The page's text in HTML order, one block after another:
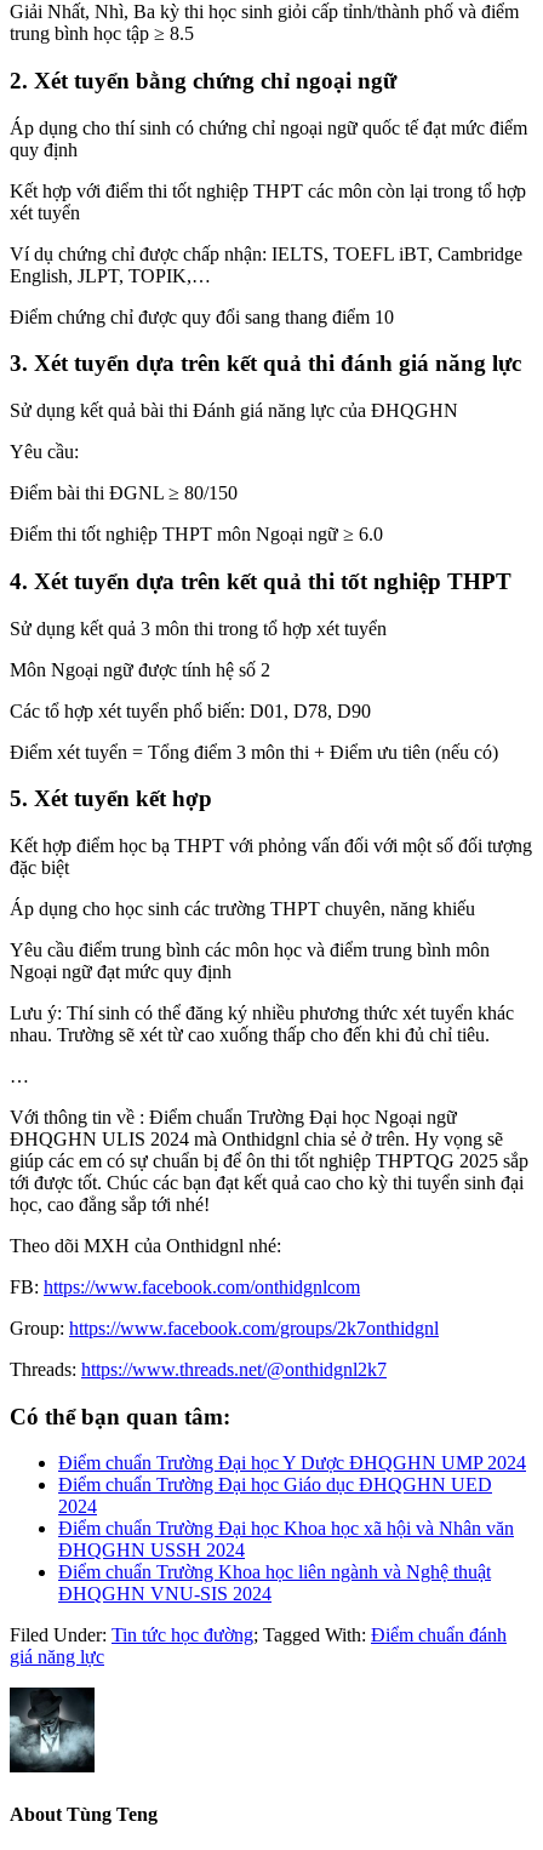
Giải Nhất, Nhì, Ba kỳ thi học sinh giỏi cấp tỉnh/thành phố và điểm
trung bình học tập ≥ 8.5
2. Xét tuyển bằng chứng chỉ ngoại ngữ
Áp dụng cho thí sinh có chứng chỉ ngoại ngữ quốc tế đạt mức điểm
quy định
Kết hợp với điểm thi tốt nghiệp THPT các môn còn lại trong tổ hợp
xét tuyển
Ví dụ chứng chỉ được chấp nhận: IELTS, TOEFL iBT, Cambridge
English, JLPT, TOPIK,…
Điểm chứng chỉ được quy đổi sang thang điểm 10
3. Xét tuyển dựa trên kết quả thi đánh giá năng lực
Sử dụng kết quả bài thi Đánh giá năng lực của ĐHQGHN
Yêu cầu:
Điểm bài thi ĐGNL ≥ 80/150
Điểm thi tốt nghiệp THPT môn Ngoại ngữ ≥ 6.0
4. Xét tuyển dựa trên kết quả thi tốt nghiệp THPT
Sử dụng kết quả 3 môn thi trong tổ hợp xét tuyển
Môn Ngoại ngữ được tính hệ số 2
Các tổ hợp xét tuyển phổ biến: D01, D78, D90
Điểm xét tuyển = Tổng điểm 3 môn thi + Điểm ưu tiên (nếu có)
5. Xét tuyển kết hợp
Kết hợp điểm học bạ THPT với phỏng vấn đối với một số đối tượng
đặc biệt
Áp dụng cho học sinh các trường THPT chuyên, năng khiếu
Yêu cầu điểm trung bình các môn học và điểm trung bình môn
Ngoại ngữ đạt mức quy định
Lưu ý: Thí sinh có thể đăng ký nhiều phương thức xét tuyển khác
nhau. Trường sẽ xét từ cao xuống thấp cho đến khi đủ chỉ tiêu.
…
Với thông tin về : Điểm chuẩn Trường Đại học Ngoại ngữ
ĐHQGHN ULIS 2024 mà Onthidgnl chia sẻ ở trên. Hy vọng sẽ
giúp các em có sự chuẩn bị để ôn thi tốt nghiệp THPTQG 2025 sắp
tới được tốt. Chúc các bạn đạt kết quả cao cho kỳ thi tuyển sinh đại
học, cao đẳng sắp tới nhé!
Theo dõi MXH của Onthidgnl nhé:
FB: https://www.facebook.com/onthidgnlcom
Group: https://www.facebook.com/groups/2k7onthidgnl
Threads: https://www.threads.net/@onthidgnl2k7
Có thể bạn quan tâm:
Điểm chuẩn Trường Đại học Y Dược ĐHQGHN UMP 2024
Điểm chuẩn Trường Đại học Giáo dục ĐHQGHN UED
2024
Điểm chuẩn Trường Đại học Khoa học xã hội và Nhân văn
ĐHQGHN USSH 2024
Điểm chuẩn Trường Khoa học liên ngành và Nghệ thuật
ĐHQGHN VNU-SIS 2024
Filed Under: Tin tức học đường; Tagged With: Điểm chuẩn đánh
giá năng lực
About Tùng Teng